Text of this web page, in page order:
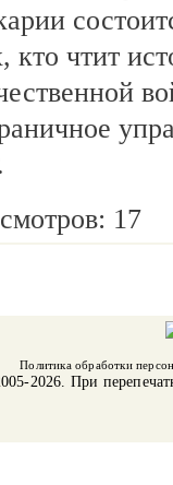
кто чтит
17
Политика обработки
2026. При